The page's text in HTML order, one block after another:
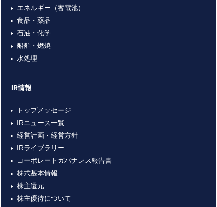
エネルギー（蓄電池）
食品・薬品
石油・化学
船舶・燃焼
水処理
IR情報
トップメッセージ
IRニュース一覧
経営計画・経営方針
IRライブラリー
コーポレートガバナンス報告書
株式基本情報
株主還元
株主優待について